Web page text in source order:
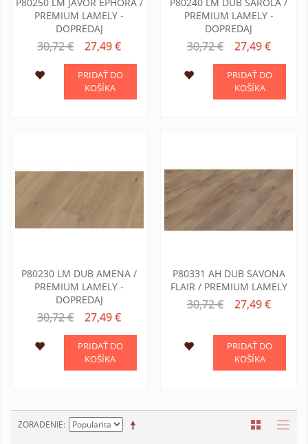
PREMIUM LAMELY -
DOPREDAJ
30,72 € 27,49 €
PRIDAŤ DO
KOŠÍKA
PREMIUM LAMELY -
DOPREDAJ
30,72 € 27,49 €
PRIDAŤ DO
KOŠÍKA
P80230 LM DUB AMENA /
PREMIUM LAMELY -
DOPREDAJ
30,72 € 27,49 €
PRIDAŤ DO
KOŠÍKA
P80331 AH DUB SAVONA
FLAIR / PREMIUM LAMELY
30,72 € 27,49 €
PRIDAŤ DO
KOŠÍKA
ZORADENIE